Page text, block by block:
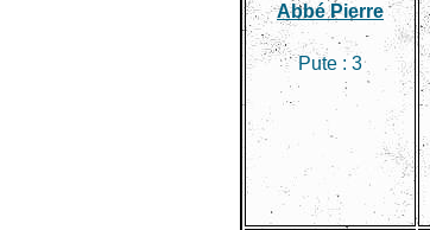
Abbé Pierre
Pute : 3